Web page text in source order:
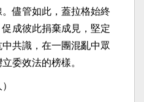
儘管如此，蓋拉格始終
成彼此捐棄成見，堅定
共識，在一團混亂中眾
委效法的榜樣。